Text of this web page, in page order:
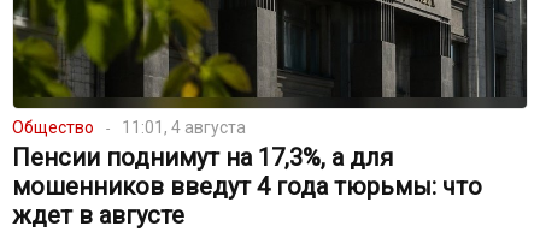
Общество 11:01, 4 августа
Пенсии поднимут на 17,3%, а для
мошенников введут 4 года тюрьмы: что
ждет в августе